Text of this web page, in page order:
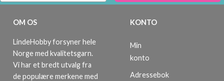
OM OS
LindeHobby forsyner hele
Norge med kvalitetsgarn.
Vi har et bredt utvalg fra
de populære merkene med
KONTO
Min
konto
Adressebok